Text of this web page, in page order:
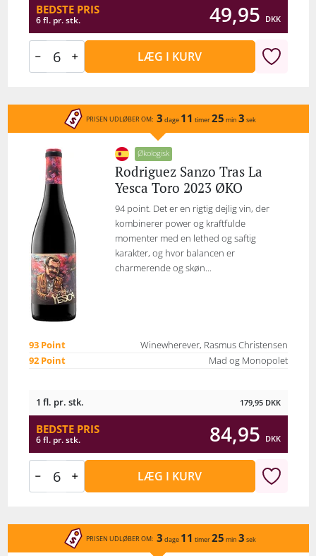
BEDSTE PRIS
6 fl. pr. stk. 49,95 DKK
LÆG I KURV
PRISEN UDLØBER OM: 3 dage 11 timer25 min 3 sek
Økologisk
Rodriguez Sanzo Tras La
Yesca Toro 2023 ØKO
94 point. Det er en rigtig dejlig vin, der
kombinerer power og kraftfulde
momenter med en lethed og saftig
karakter, og hvor balancen er
charmerende og skøn...
93 Point
Winewherever, Rasmus Christensen
92 Point
Mad og Monopolet
1 fl. pr. stk. 179,95 DKK
BEDSTE PRIS
6 fl. pr. stk. 84,95 DKK
LÆG I KURV
PRISEN UDLØBER OM: 3 dage 11 timer25 min 3 sek